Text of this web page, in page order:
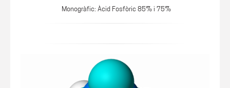
Monogràfic: Àcid Fosfòric 85% i 75%